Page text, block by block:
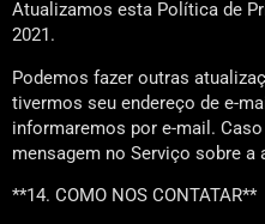
Atualizamos esta Política de
2021.
Podemos fazer outras
tivermos seu endereço de e-
informaremos por e-mail.
mensagem no Serviço sobre a
**14. COMO NOS CONTATAR**